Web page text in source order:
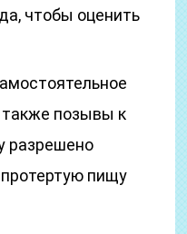
чтобы оценить
также позывы к
разрешено
пищу